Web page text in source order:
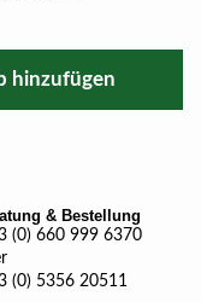
hinzufügen
& Bestellung
(0) 660 999 6370
(0) 5356 20511